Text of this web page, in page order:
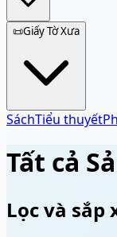
📜Giấy Tờ Xưa
SáchTiểu thuyết
Tất cả
Lọc và sắp